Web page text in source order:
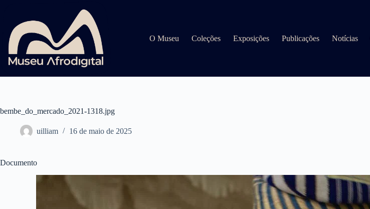
conteúdo
O Museu
Coleções Exposições Publicações Notícias
bembe_do_mercado_2021-1318.jpg
uilliam 16 de maio de 2025
Documento